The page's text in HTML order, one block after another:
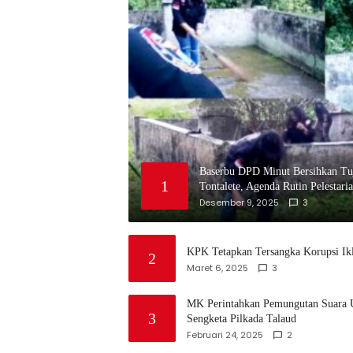
1
Baserbu DPD Minut Bersihkan
Tontalete, Agenda Rutin
Desember 9, 2025 3
2 KPK Tetapkan Tersangka Korupsi
Maret 6, 2025 3
3
MK Perintahkan Pemungutan Suara
Sengketa Pilkada Talaud
Februari 24, 2025 2